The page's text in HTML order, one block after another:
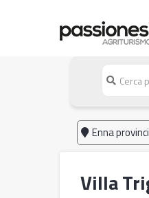
Enna
Villa